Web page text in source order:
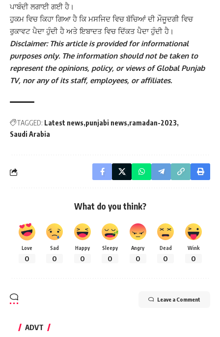
ਪਾਬੰਦੀ ਲਗਾਈ ਗਈ ਹੈ।
ਹੁਕਮ ਵਿਚ ਕਿਹਾ ਗਿਆ ਹੈ ਕਿ ਮਸਜਿਦ ਵਿਚ ਬੱਚਿਆਂ ਦੀ ਮੌਜੂਦਗੀ ਵਿਚ
ਰੁਕਾਵਟ ਪੈਦਾ ਹੁੰਦੀ ਹੈ ਅਤੇ ਇਬਾਦਤ ਵਿਚ ਦਿੱਕਤ ਪੈਦਾ ਹੁੰਦੀ ਹੈ।
Disclaimer: This article is provided for informational
purposes only. The information should not be taken to
represent the opinions, policy, or views of Global Punjab
TV, nor any of its staff, employees, or affiliates.
TAGGED: Latest news punjabi news ramadan-2023
Saudi Arabia
What do you think?
Love
0
Sad
0
Happy
0
Sleepy
0
Angry
0
Dead
0
Wink
0
Leave a Comment
ADVT